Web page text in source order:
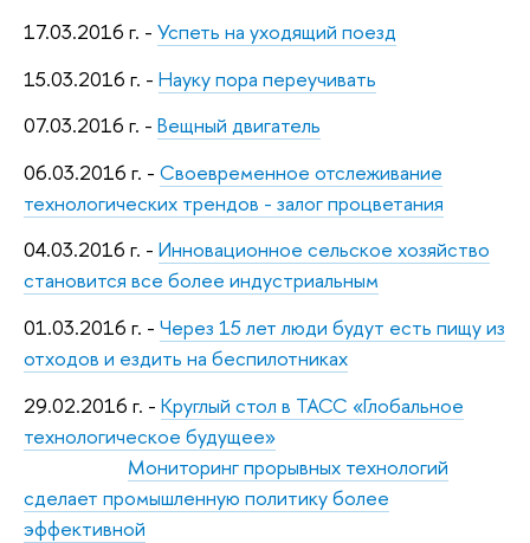
17.03.2016 г. - Успеть на уходящий поезд
15.03.2016 г. - Науку пора переучивать
07.03.2016 г. - Вещный двигатель
06.03.2016 г. - Своевременное отслеживание
технологических трендов - залог процветания
04.03.2016 г. - Инновационное сельское хозяйство
становится все более индустриальным
01.03.2016 г. - Через 15 лет люди будут есть пищу из
отходов и ездить на беспилотниках
29.02.2016 г. - Круглый стол в ТАСС «Глобальное
технологическое будущее»
Мониторинг прорывных технологий
сделает промышленную политику более
эффективной